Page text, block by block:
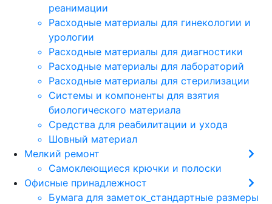
реанимации
Расходные материалы для гинекологии и
урологии
Расходные материалы для диагностики
Расходные материалы для лабораторий
Расходные материалы для стерилизации
Системы и компоненты для взятия
биологического материала
Средства для реабилитации и ухода
Шовный материал
Мелкий ремонт
Самоклеющиеся крючки и полоски
Офисные принадлежност
Бумага для заметок_стандартные размеры